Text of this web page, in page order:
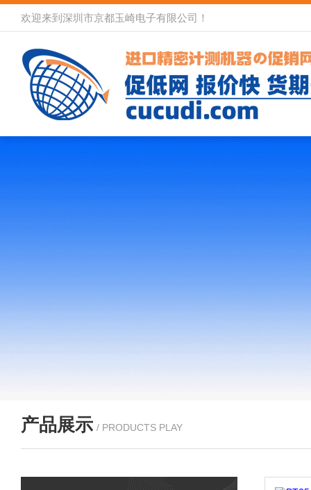
欢迎来到深圳市京都玉崎电子有限公司！
产品展示 / PRODUCTS PLAY